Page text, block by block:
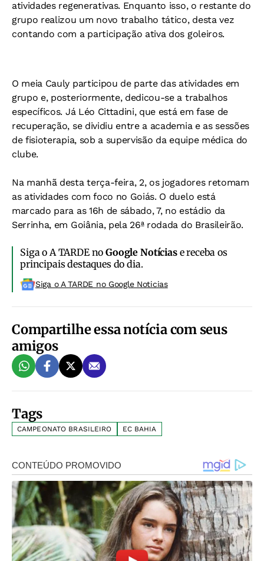
atividades regenerativas. Enquanto isso, o restante do
grupo realizou um novo trabalho tático, desta vez
contando com a participação ativa dos goleiros.
O meia Cauly participou de parte das atividades em
grupo e, posteriormente, dedicou-se a trabalhos
específicos. Já Léo Cittadini, que está em fase de
recuperação, se dividiu entre a academia e as sessões
de fisioterapia, sob a supervisão da equipe médica do
clube.
Na manhã desta terça-feira, 2, os jogadores retomam
as atividades com foco no Goiás. O duelo está
marcado para as 16h de sábado, 7, no estádio da
Serrinha, em Goiânia, pela 26ª rodada do Brasileirão.
Siga o A TARDE noGoogle Notíciase receba os
principais destaques do dia.
Siga o A TARDE no Google Noticias
Compartilhe essa notícia com seus
amigos
Tags
CAMPEONATO BRASILEIRO EC BAHIA